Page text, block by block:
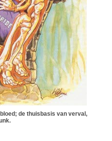
de thuisbasis van verval,